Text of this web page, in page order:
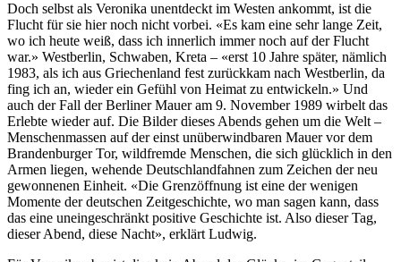
Doch selbst als Veronika unentdeckt im Westen ankommt, ist die
Flucht für sie hier noch nicht vorbei. «Es kam eine sehr lange Zeit,
wo ich heute weiß, dass ich innerlich immer noch auf der Flucht
war.» Westberlin, Schwaben, Kreta – «erst 10 Jahre später, nämlich
1983, als ich aus Griechenland fest zurückkam nach Westberlin, da
fing ich an, wieder ein Gefühl von Heimat zu entwickeln.» Und
auch der Fall der Berliner Mauer am 9. November 1989 wirbelt das
Erlebte wieder auf. Die Bilder dieses Abends gehen um die Welt –
Menschenmassen auf der einst unüberwindbaren Mauer vor dem
Brandenburger Tor, wildfremde Menschen, die sich glücklich in den
Armen liegen, wehende Deutschlandfahnen zum Zeichen der neu
gewonnenen Einheit. «Die Grenzöffnung ist eine der wenigen
Momente der deutschen Zeitgeschichte, wo man sagen kann, dass
das eine uneingeschränkt positive Geschichte ist. Also dieser Tag,
dieser Abend, diese Nacht», erklärt Ludwig.